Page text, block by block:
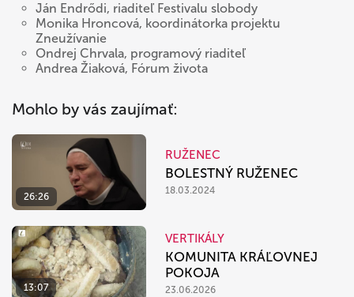
Ján Endrődi, riaditeľ Festivalu slobody
Monika Hroncová, koordinátorka projektu
Zneužívanie
Ondrej Chrvala, programový riaditeľ
Andrea Žiaková, Fórum života
Mohlo by vás zaujímať:
26:26
RUŽENEC
BOLESTNÝ RUŽENEC
18.03.2024
13:07
VERTIKÁLY
KOMUNITA KRÁĽOVNEJ
POKOJA
23.06.2026